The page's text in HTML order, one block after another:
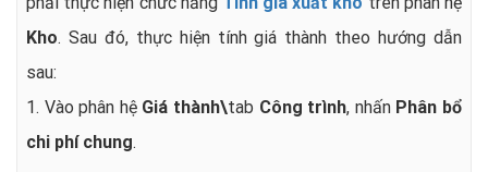
Kho. Sau đó, thực hiện tính giá thành theo hướng dẫn
sau:
1. Vào phân hệ Giá thành\tab Công trình, nhấn Phân bổ
chi phí chung.